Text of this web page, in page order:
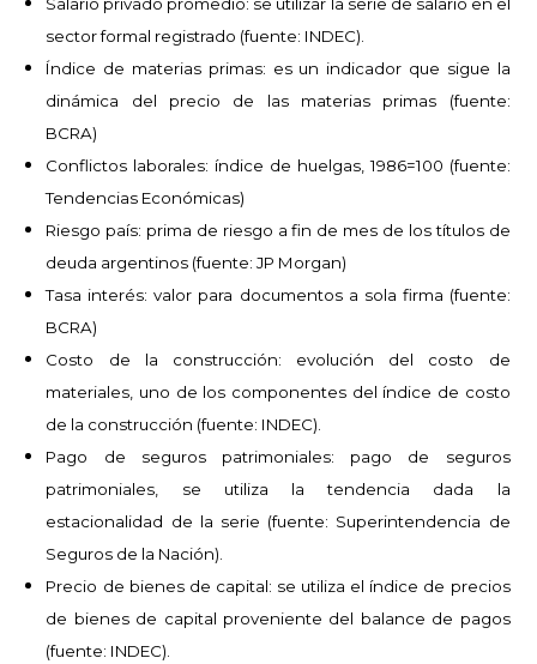
sector formal registrado (fuente: INDEC).
Índice de materias primas: es un indicador que sigue la
dinámica del precio de las materias primas (fuente:
BCRA)
Conflictos laborales: índice de huelgas, 1986=100 (fuente:
Tendencias Económicas)
Riesgo país: prima de riesgo a fin de mes de los títulos de
deuda argentinos (fuente: JP Morgan)
Tasa interés: valor para documentos a sola firma (fuente:
BCRA)
Costo de la construcción: evolución del costo de
materiales, uno de los componentes del índice de costo
de la construcción (fuente: INDEC).
Pago de seguros patrimoniales: pago de seguros
patrimoniales, se utiliza la tendencia dada la
estacionalidad de la serie (fuente: Superintendencia de
Seguros de la Nación).
Precio de bienes de capital: se utiliza el índice de precios
de bienes de capital proveniente del balance de pagos
(fuente: INDEC).